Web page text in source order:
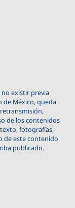
no existir previa
de México, queda
de los contenidos
fotografías,
de este contenido
publicado.